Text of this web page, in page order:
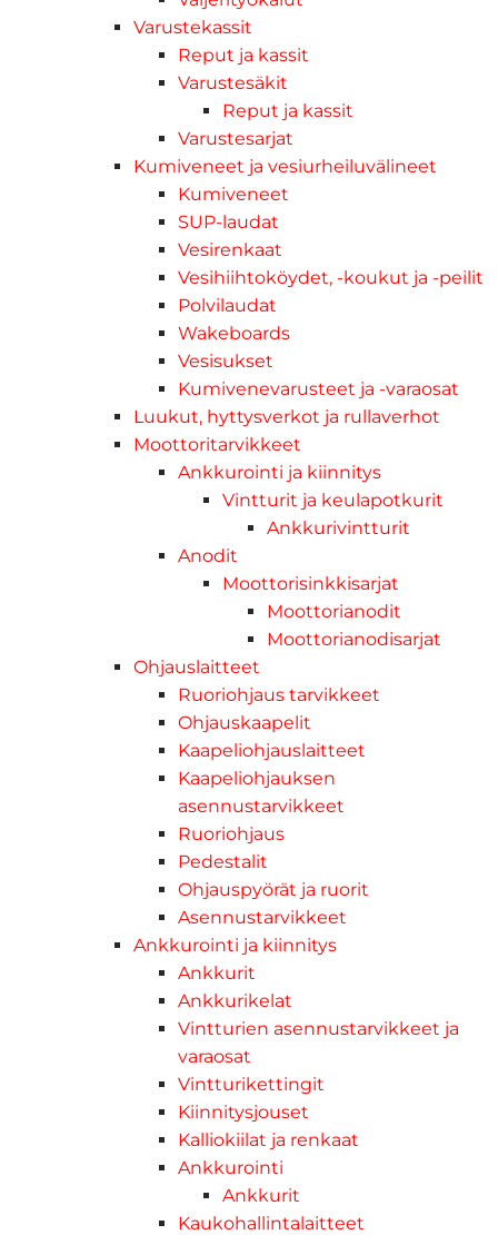
Varustekassit
Reput ja kassit
Varustesäkit
Reput ja kassit
Varustesarjat
Kumiveneet ja vesiurheiluvälineet
Kumiveneet
SUP-laudat
Vesirenkaat
Vesihiihtoköydet, -koukut ja -peilit
Polvilaudat
Wakeboards
Vesisukset
Kumivenevarusteet ja -varaosat
Luukut, hyttysverkot ja rullaverhot
Moottoritarvikkeet
Ankkurointi ja kiinnitys
Vintturit ja keulapotkurit
Ankkurivintturit
Anodit
Moottorisinkkisarjat
Moottorianodit
Moottorianodisarjat
Ohjauslaitteet
Ruoriohjaus tarvikkeet
Ohjauskaapelit
Kaapeliohjauslaitteet
Kaapeliohjauksen
asennustarvikkeet
Ruoriohjaus
Pedestalit
Ohjauspyörät ja ruorit
Asennustarvikkeet
Ankkurointi ja kiinnitys
Ankkurit
Ankkurikelat
Vintturien asennustarvikkeet ja
varaosat
Vintturikettingit
Kiinnitysjouset
Kalliokiilat ja renkaat
Ankkurointi
Ankkurit
Kaukohallintalaitteet